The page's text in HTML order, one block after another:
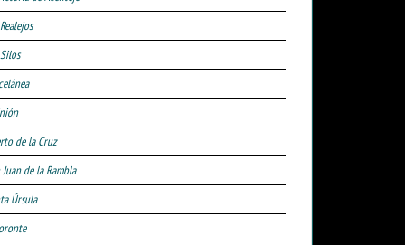
de la Cruz
Juan de la Rambla
Úrsula